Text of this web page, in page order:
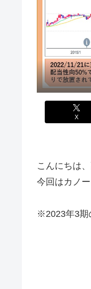
X
こんにちは
今回はカノ
※2023年3期